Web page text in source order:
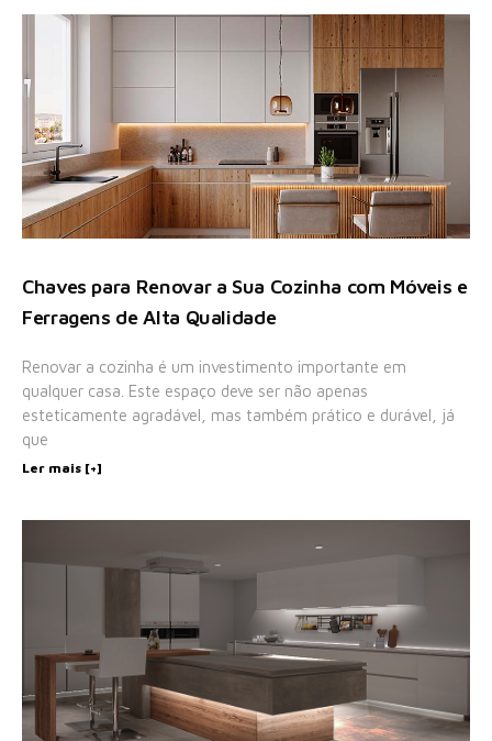
Chaves para Renovar a Sua Cozinha com Móveis e
Ferragens de Alta Qualidade
Renovar a cozinha é um investimento importante em
qualquer casa. Este espaço deve ser não apenas
esteticamente agradável, mas também prático e durável, já
que
Ler mais [+]